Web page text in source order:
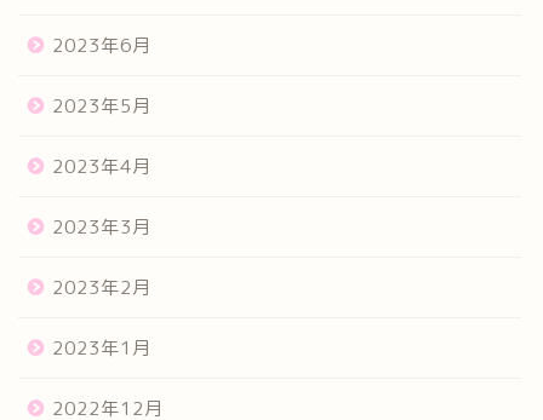
2023年6月
2023年5月
2023年4月
2023年3月
2023年2月
2023年1月
2022年12月